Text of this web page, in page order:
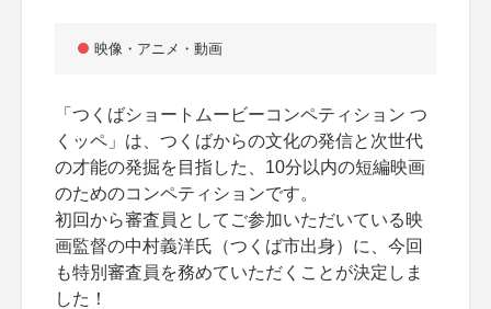
映像・アニメ・動画
「つくばショートムービーコンペティション つ
くッペ」は、つくばからの文化の発信と次世代
の才能の発掘を目指した、10分以内の短編映画
のためのコンペティションです。
初回から審査員としてご参加いただいている映
画監督の中村義洋氏（つくば市出身）に、今回
も特別審査員を務めていただくことが決定しま
した！